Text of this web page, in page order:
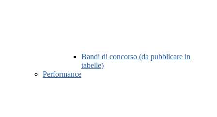
Bandi di concorso (da pubblicare in
tabelle)
Performance